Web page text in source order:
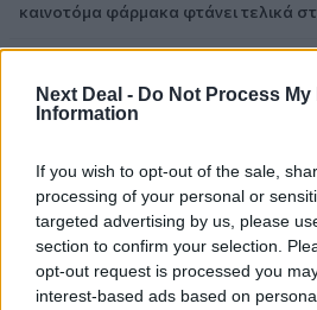
Next Deal - Do Not Process My
Information
If you wish to opt-out of the sale,
processing of your personal or
targeted advertising by us, please
section to confirm your selection.
opt-out request is processed you
interest-based ads based on
καινοτόμα φάρμακα φτάνει τελικά
Μείωση ασφαλιστικών εισφορών
ζητούν οι έμποροι από την Κυβέρνηση
06.08.2026 - 10:45
Ευρώπη: Μπορεί η κλιματική αλλαγή
ενεργειακή κρίση;
06.08.2026 - 09:15
Στέλιος Λιανός – INTERAMERICAN /